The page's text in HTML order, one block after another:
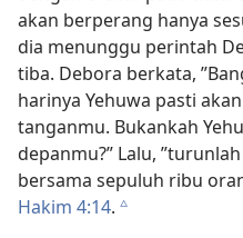
akan berperang hanya
dia menunggu perintah
tiba. Debora berkata,
harinya Yehuwa pasti
tanganmu. Bukankah
depanmu?” Lalu,
bersama sepuluh ribu
Hakim 4:14. c